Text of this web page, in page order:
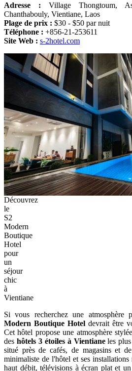
Adresse : Village Thongtoum,
Chanthabouly, Vientiane, Laos
Plage de prix : $30 - $50 par nuit
Téléphone : +856-21-253611
Site Web : s-2hotel.com
Découvrez
le
S2
Modern
Boutique
Hotel
pour
un
séjour
chic
à
Vientiane
Si vous recherchez une atmosphère
Modern Boutique Hotel devrait être
Cet hôtel propose une atmosphère
des hôtels 3 étoiles à Vientianeles plus
situé près de cafés, de magasins et
minimaliste de l'hôtel et ses
haut débit, télévisions à écran plat et